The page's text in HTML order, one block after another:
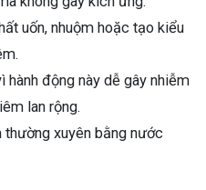
uốn, nhuộm hoặc tạo kiểu
hành động này dễ gây nhiễm
lan rộng.
xuyên bằng nước